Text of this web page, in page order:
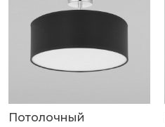
Потолочный